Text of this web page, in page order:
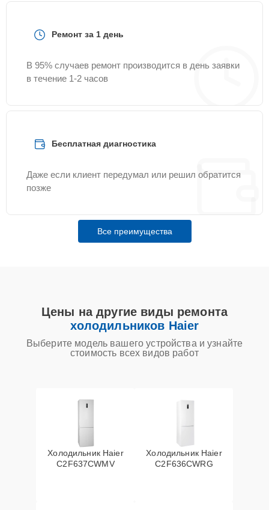
Ремонт за 1 день
В 95% случаев ремонт производится в день заявки
в течение 1-2 часов
Бесплатная диагностика
Даже если клиент передумал или решил обратится
позже
Все преимущества
Цены на другие виды ремонта
холодильников Haier
Выберите модель вашего устройства и узнайте
стоимость всех видов работ
Холодильник Haier
C2F637CWMV
Холодильник Haier
C2F636CWRG